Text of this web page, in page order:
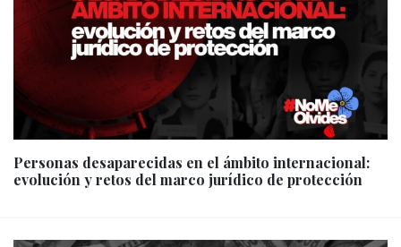
Personas desaparecidas en el ámbito internacional:
evolución y retos del marco jurídico de protección